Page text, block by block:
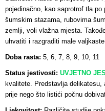
pojedinačno, kao saprotrof tla
šumskim stazama, rubovima
zemlji, voli vlažna mjesta.
uhvatiti i razgraditi male
Doba rasta: 5, 6, 7, 8, 9, 10, 11
Status jestivosti: UVJETNO
kvalitete. Predstavlja delikatesu,
prije nego što listići počnu